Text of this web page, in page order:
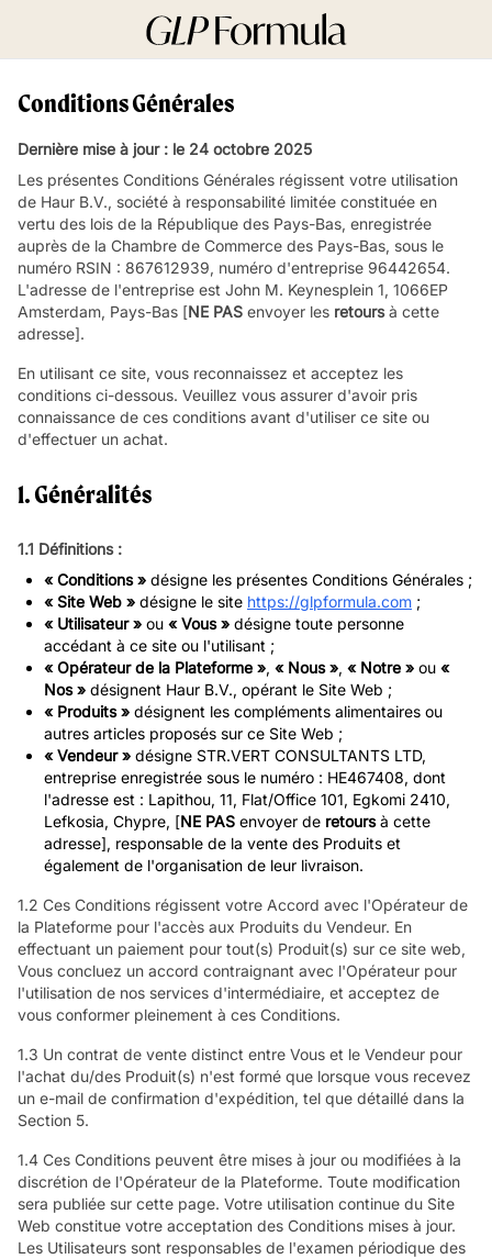
Conditions Générales
Dernière mise à jour : le 24 octobre 2025
Les présentes Conditions Générales régissent votre utilisation
de Haur B.V., société à responsabilité limitée constituée en
vertu des lois de la République des Pays-Bas, enregistrée
auprès de la Chambre de Commerce des Pays-Bas, sous le
numéro RSIN : 867612939, numéro d'entreprise 96442654.
L'adresse de l'entreprise est John M. Keynesplein 1, 1066EP
Amsterdam, Pays-Bas [NE PAS envoyer les retoursà cette
adresse].
En utilisant ce site, vous reconnaissez et acceptez les
conditions ci-dessous. Veuillez vous assurer d'avoir pris
connaissance de ces conditions avant d'utiliser ce site ou
d'effectuer un achat.
1. Généralités
1.1 Définitions :
« Conditions » désigne les présentes Conditions Générales ;
« Site Web » désigne le site https://glpformula.com ;
« Utilisateur » ou « Vous » désigne toute personne
accédant à ce site ou l'utilisant ;
« Opérateur de la Plateforme », « Nous », « Notre » ou «
Nos » désignent Haur B.V., opérant le Site Web ;
« Produits » désignent les compléments alimentaires ou
autres articles proposés sur ce Site Web ;
« Vendeur » désigne STR.VERT CONSULTANTS LTD,
entreprise enregistrée sous le numéro : HE467408, dont
l'adresse est : Lapithou, 11, Flat/Office 101, Egkomi 2410,
Lefkosia, Chypre, [NE PAS envoyer de retoursà cette
adresse], responsable de la vente des Produits et
également de l'organisation de leur livraison.
1.2 Ces Conditions régissent votre Accord avec l'Opérateur de
la Plateforme pour l'accès aux Produits du Vendeur. En
effectuant un paiement pour tout(s) Produit(s) sur ce site web,
Vous concluez un accord contraignant avec l'Opérateur pour
l'utilisation de nos services d'intermédiaire, et acceptez de
vous conformer pleinement à ces Conditions.
1.3 Un contrat de vente distinct entre Vous et le Vendeur pour
l'achat du/des Produit(s) n'est formé que lorsque vous recevez
un e-mail de confirmation d'expédition, tel que détaillé dans la
Section 5.
1.4 Ces Conditions peuvent être mises à jour ou modifiées à la
discrétion de l'Opérateur de la Plateforme. Toute modification
sera publiée sur cette page. Votre utilisation continue du Site
Web constitue votre acceptation des Conditions mises à jour.
Les Utilisateurs sont responsables de l'examen périodique des